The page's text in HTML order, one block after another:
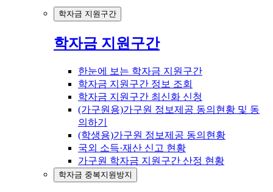
학자금 지원구간
학자금 지원구간
한눈에 보는 학자금 지원구간
학자금 지원구간 정보 조회
학자금 지원구간 최신화 신청
(가구원용)가구원 정보제공 동의현황 및 동
의하기
(학생용)가구원 정보제공 동의현황
국외 소득·재산 신고 현황
가구원 학자금 지원구간 산정 현황
학자금 중복지원방지